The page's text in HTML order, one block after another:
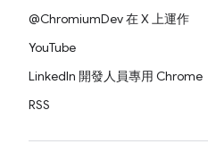
@ChromiumDev 在 X 上運作
YouTube
LinkedIn 開發人員專用 Chrome
RSS